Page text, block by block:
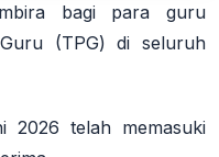
bagi para guru
(TPG) di seluruh
2026 telah memasuki